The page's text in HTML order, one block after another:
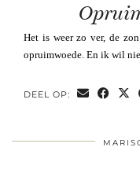
Het is weer zo ver, de
opruimwoede. En ik wil
DEEL OP: